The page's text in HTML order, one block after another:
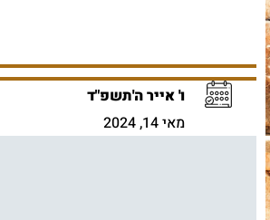
ו' אייר ה'תשפ"ד
מאי 14, 2024